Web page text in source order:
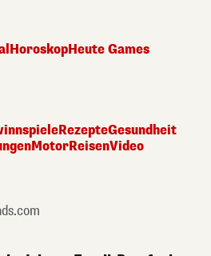
HoroskopHeute Games
RezepteGesundheit
MotorReisenVideo